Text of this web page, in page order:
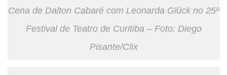
Cena de Dalton Cabaré com Leonarda Glück no 25º
Festival de Teatro de Curitiba – Foto: Diego
Pisante/Clix